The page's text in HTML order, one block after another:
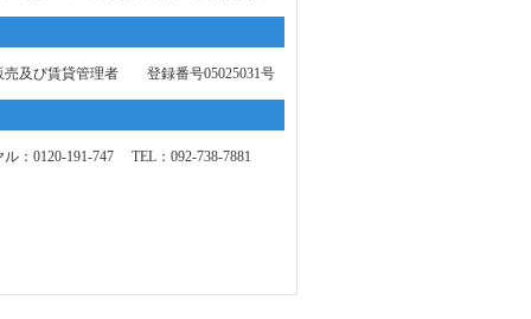
売及び賃貸管理者 登録番号05025031号
ル：0120-191-747 TEL：092-738-7881